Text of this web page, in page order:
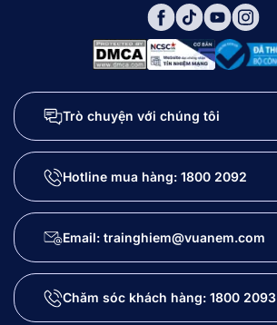
Trò chuyện với chúng tôi
Hotline mua hàng: 1800 2092
Email: trainghiem@vuanem.com
Chăm sóc khách hàng: 1800 2093